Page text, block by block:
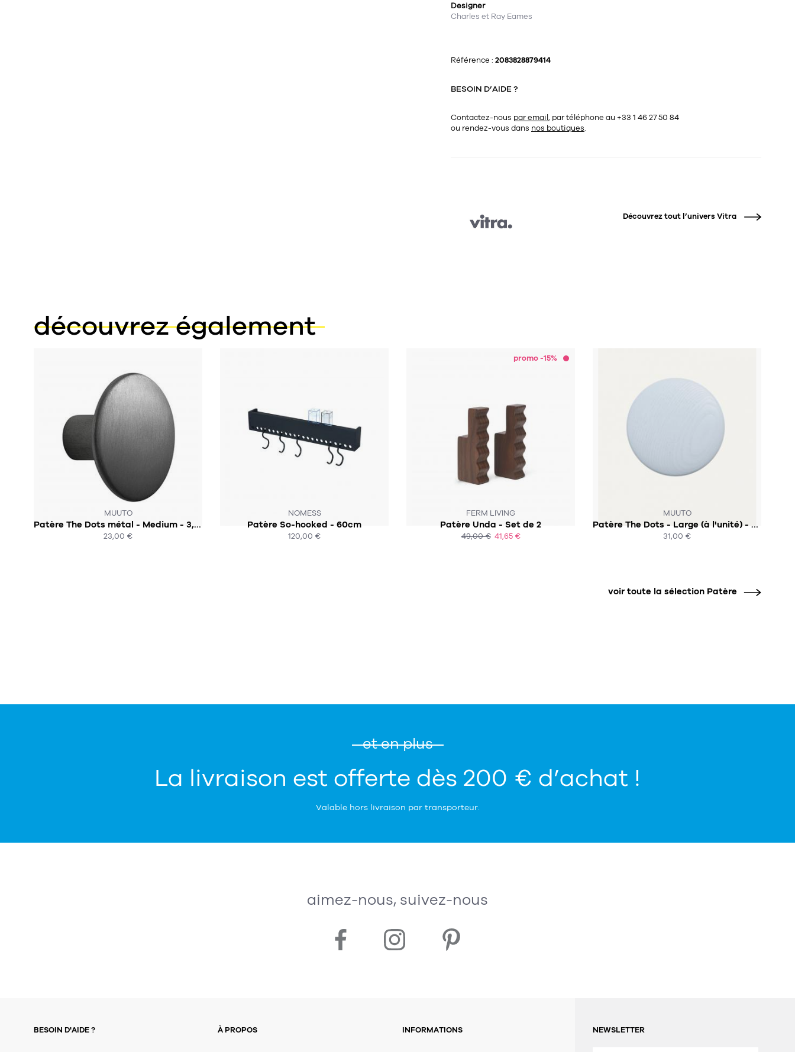
Designer
Charles et Ray Eames
Référence : 2083828879414
BESOIN D’AIDE ?
Contactez-nous par email, par téléphone au +33 1 46 27 50 84
ou rendez-vous dans nos boutiques.
Découvrez tout l’univers Vitra
découvrez également
MUUTO
Patère The Dots métal - Medium - 3,9cm (à l'unité)
23,00 €
NOMESS
Patère So-hooked - 60cm
120,00 €
promo -15%
FERM LIVING
Patère Unda - Set de 2
49,00 € 41,65 €
MUUTO
Patère The Dots - Large (à l'unité) - 17cm
31,00 €
voir toute la sélection Patère
et en plus
La livraison est offerte dès 200 € d’achat !
Valable hors livraison par transporteur.
aimez-nous, suivez-nous
NEWSLETTER
BESOIN D'AIDE ? À PROPOS INFORMATIONS